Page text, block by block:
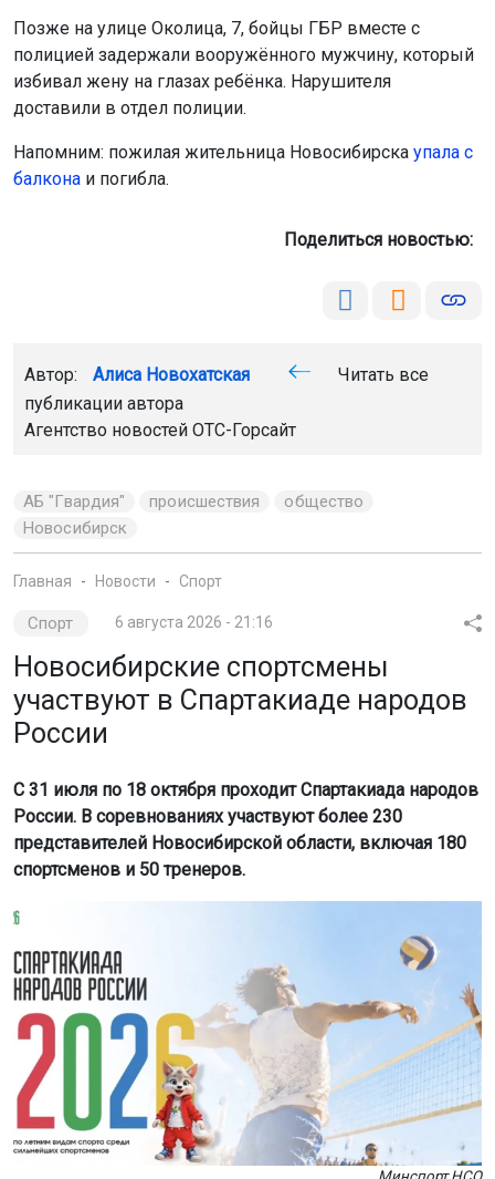
Позже на улице Околица, 7, бойцы ГБР вместе с
полицией задержали вооружённого мужчину, который
избивал жену на глазах ребёнка. Нарушителя
доставили в отдел полиции.
Напомним: пожилая жительница Новосибирска упала с
балкона и погибла.
Поделиться новостью:
Автор: Алиса Новохатская
Читать все
публикации автора
Агентство новостей ОТС-Горсайт
АБ "Гвардия" происшествия
общество
Новосибирск
Главная Новости Спорт
Спорт 6 августа 2026 - 21:16
Новосибирские спортсмены
участвуют в Спартакиаде народов
России
С 31 июля по 18 октября проходит Спартакиада народов
России. В соревнованиях участвуют более 230
представителей Новосибирской области, включая 180
спортсменов и 50 тренеров.